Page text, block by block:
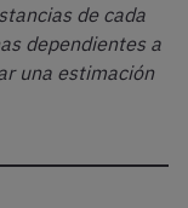
de cada
dependientes a
una estimación